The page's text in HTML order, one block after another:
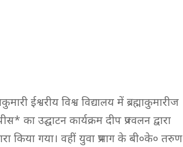
ईश्वरीय विश्व विद्यालय में ब्रह्माकुमारीज
का उद्घाटन कार्यक्रम दीप प्रज्वलन द्वारा
किया गया। वहीं युवा प्रभाग के बी०के० तरुण